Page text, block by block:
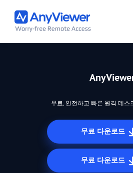
무료, 안전하고 빠른 원격 데스
무료 다운로드
무료 다운로드